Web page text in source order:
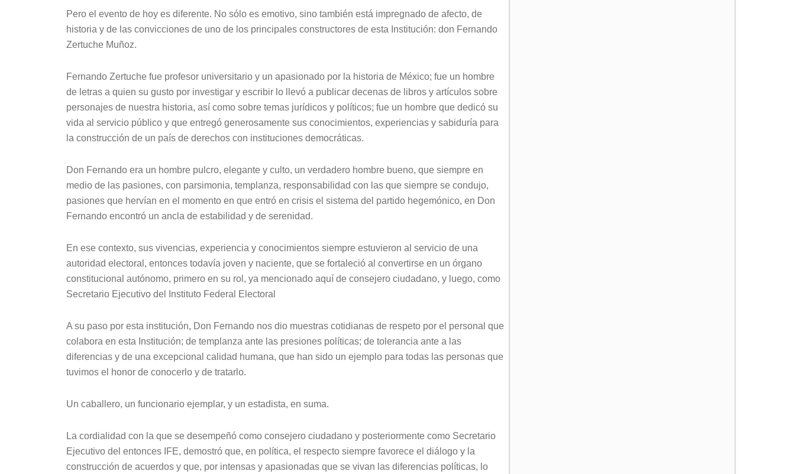
Pero el evento de hoy es diferente. No sólo es emotivo, sino también está impregnado de afecto, de
historia y de las convicciones de uno de los principales constructores de esta Institución: don Fernando
Zertuche Muñoz.
Fernando Zertuche fue profesor universitario y un apasionado por la historia de México; fue un hombre
de letras a quien su gusto por investigar y escribir lo llevó a publicar decenas de libros y artículos sobre
personajes de nuestra historia, así como sobre temas jurídicos y políticos; fue un hombre que dedicó su
vida al servicio público y que entregó generosamente sus conocimientos, experiencias y sabiduría para
la construcción de un país de derechos con instituciones democráticas.
Don Fernando era un hombre pulcro, elegante y culto, un verdadero hombre bueno, que siempre en
medio de las pasiones, con parsimonia, templanza, responsabilidad con las que siempre se condujo,
pasiones que hervían en el momento en que entró en crisis el sistema del partido hegemónico, en Don
Fernando encontró un ancla de estabilidad y de serenidad.
En ese contexto, sus vivencias, experiencia y conocimientos siempre estuvieron al servicio de una
autoridad electoral, entonces todavía joven y naciente, que se fortaleció al convertirse en un órgano
constitucional autónomo, primero en su rol, ya mencionado aquí de consejero ciudadano, y luego, como
Secretario Ejecutivo del Instituto Federal Electoral
A su paso por esta institución, Don Fernando nos dio muestras cotidianas de respeto por el personal que
colabora en esta Institución; de templanza ante las presiones políticas; de tolerancia ante a las
diferencias y de una excepcional calidad humana, que han sido un ejemplo para todas las personas que
tuvimos el honor de conocerlo y de tratarlo.
Un caballero, un funcionario ejemplar, y un estadista, en suma.
La cordialidad con la que se desempeñó como consejero ciudadano y posteriormente como Secretario
Ejecutivo del entonces IFE, demostró que, en política, el respecto siempre favorece el diálogo y la
construcción de acuerdos y que, por intensas y apasionadas que se vivan las diferencias políticas, lo